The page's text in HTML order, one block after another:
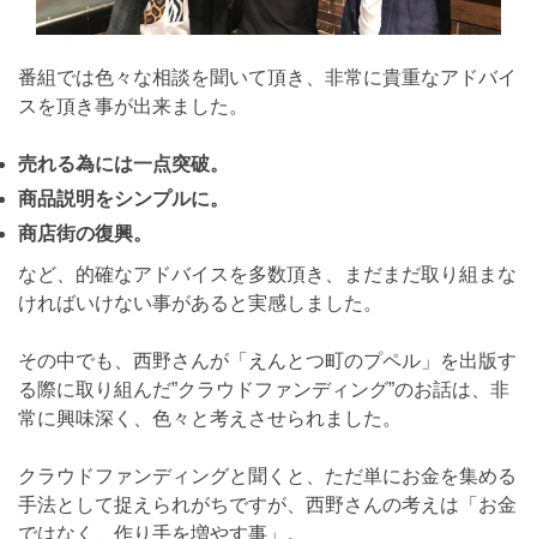
番組では色々な相談を聞いて頂き、非常に貴重なアドバイ
スを頂き事が出来ました。
売れる為には一点突破。
商品説明をシンプルに。
商店街の復興。
など、的確なアドバイスを多数頂き、まだまだ取り組まな
ければいけない事があると実感しました。
その中でも、西野さんが「えんとつ町のプペル」を出版す
る際に取り組んだ”クラウドファンディング”のお話は、非
常に興味深く、色々と考えさせられました。
クラウドファンディングと聞くと、ただ単にお金を集める
手法として捉えられがちですが、西野さんの考えは「お金
ではなく、作り手を増やす事」。